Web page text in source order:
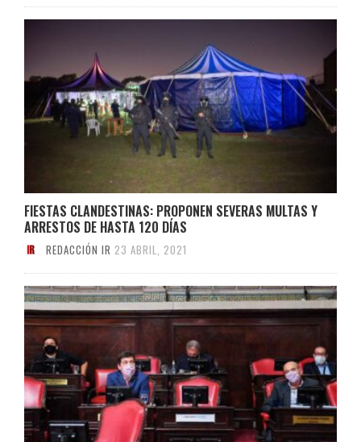
FIESTAS CLANDESTINAS: PROPONEN SEVERAS MULTAS Y
ARRESTOS DE HASTA 120 DÍAS
REDACCIÓN IR 23 ABRIL, 2021